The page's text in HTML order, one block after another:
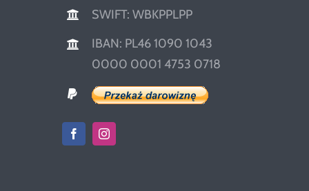
SWIFT: WBKPPLPP
IBAN: PL46 1090 1043
0000 0001 4753 0718